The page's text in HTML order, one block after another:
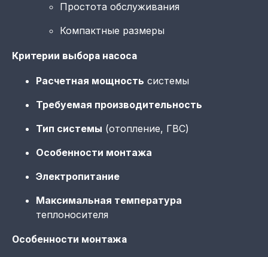
Простота обслуживания
Компактные размеры
Критерии выбора насоса
Расчетная мощность системы
Требуемая производительность
Тип системы (отопление, ГВС)
Особенности монтажа
Электропитание
Максимальная температура
теплоносителя
Особенности монтажа